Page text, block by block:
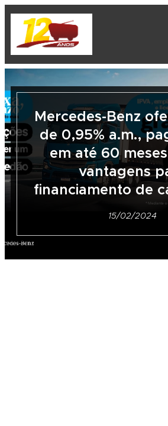
Mercedes-Benz
de 0,95% a.m.,
em até 60
vantagens
financiamento de
15/02/2024